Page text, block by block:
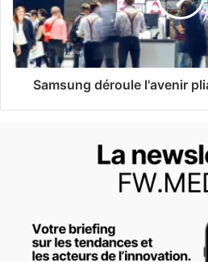
Samsung déroule l'avenir